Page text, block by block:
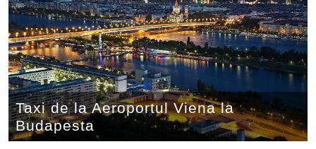
Taxi de la Aeroportul Viena la
Budapesta